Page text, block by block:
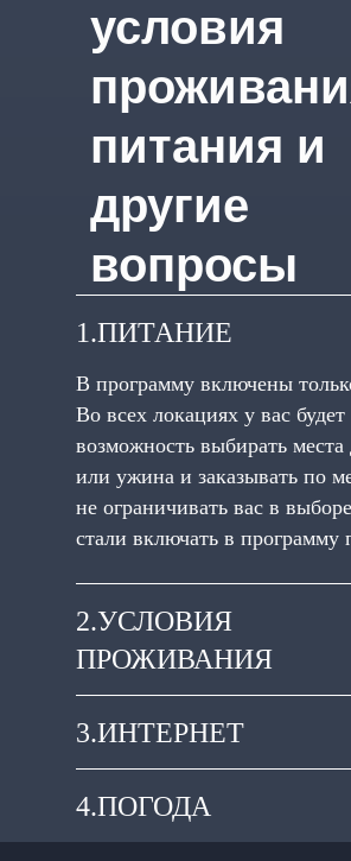
условия
питания и
другие
вопросы
1.ПИТАНИЕ
В программу включены
Во всех локациях у вас будет
возможность выбирать места
или ужина и заказывать по
не ограничивать вас в
стали включать в программу
2.УСЛОВИЯ
ПРОЖИВАНИЯ
3.ИНТЕРНЕТ
4.ПОГОДА